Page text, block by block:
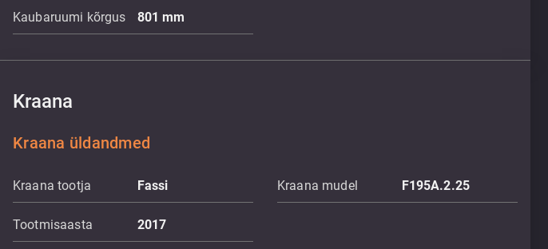
Kaubaruumi kõrgus 801mm
Kraana
Kraana üldandmed
Kraana tootja Fassi Kraana mudel F195A.2.25
Tootmisaasta 2017